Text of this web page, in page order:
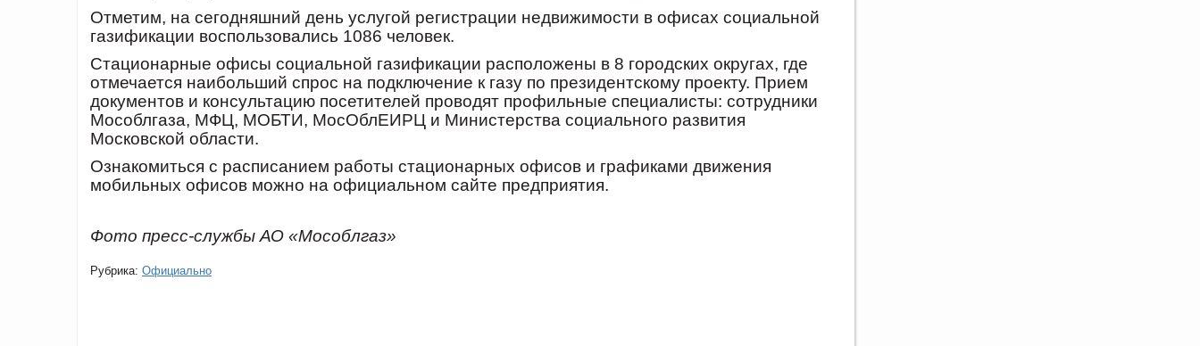
Отметим, на сегодняшний день услугой регистрации недвижимости в офисах социальной
газификации воспользовались 1086 человек.
Стационарные офисы социальной газификации расположены в 8 городских округах, где
отмечается наибольший спрос на подключение к газу по президентскому проекту. Прием
документов и консультацию посетителей проводят профильные специалисты: сотрудники
Мособлгаза, МФЦ, МОБТИ, МосОблЕИРЦ и Министерства социального развития
Московской области.
Ознакомиться с расписанием работы стационарных офисов и графиками движения
мобильных офисов можно на официальном сайте предприятия.
Фото пресс-службы АО «Мособлгаз»
Рубрика: Официально